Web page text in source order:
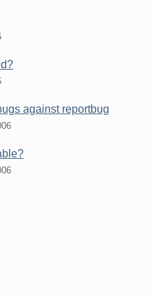
against reportbug